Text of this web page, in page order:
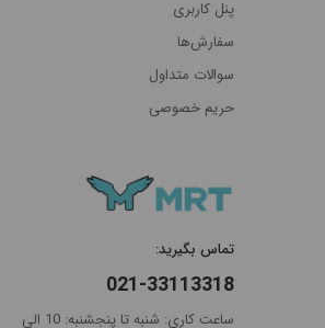
پنل کاربری
سفارش‌ها
سوالات متداول
حریم خصوصی
تماس بگیرید:
021-33113318
ساعت کاری: شنبه تا پنجشنبه: 10 الی